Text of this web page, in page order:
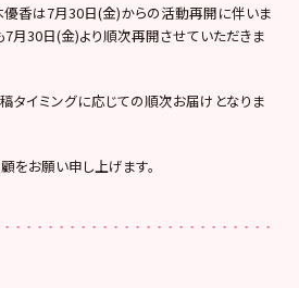
優香は7月30日(金)からの活動再開に伴いま
7月30日(金)より順次再開させていただきま
タイミングに応じての順次お届けとなりま
をお願い申し上げます。